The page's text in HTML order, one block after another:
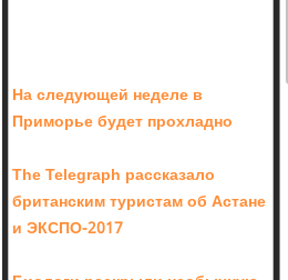
На следующей неделе в
Приморье будет прохладно
The Telegraph рассказало
британским туристам об Астане
и ЭКСПО-2017